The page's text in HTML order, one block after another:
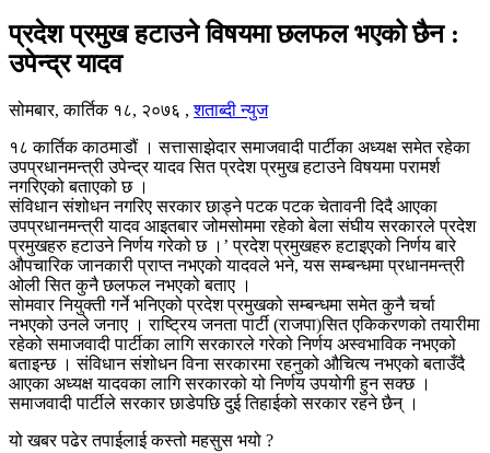
प्रदेश प्रमुख हटाउने विषयमा छलफल भएको छैन :
उपेन्द्र यादव
सोमबार, कार्तिक १८, २०७६ ,शताब्दी न्युज
१८ कार्तिक काठमाडौं । सत्तासाझेदार समाजवादी पार्टीका अध्यक्ष समेत रहेका
उपप्रधानमन्त्री उपेन्द्र यादव सित प्रदेश प्रमुख हटाउने विषयमा परामर्श
नगरिएको बताएको छ ।
संविधान संशोधन नगरिए सरकार छाड्ने पटक पटक चेतावनी दिदै आएका
उपप्रधानमन्त्री यादव आइतबार जोमसोममा रहेको बेला संघीय सरकारले प्रदेश
प्रमुखहरु हटाउने निर्णय गरेको छ ।’ प्रदेश प्रमुखहरु हटाइएको निर्णय बारे
औपचारिक जानकारी प्राप्त नभएको यादवले भने, यस सम्बन्धमा प्रधानमन्त्री
ओली सित कुनै छलफल नभएको बताए ।
सोमवार नियुक्ती गर्ने भनिएको प्रदेश प्रमुखको सम्बन्धमा समेत कुनै चर्चा
नभएको उनले जनाए । राष्ट्रिय जनता पार्टी (राजपा)सित एकिकरणको तयारीमा
रहेको समाजवादी पार्टीका लागि सरकारले गरेको निर्णय अस्वभाविक नभएको
बताइन्छ । संविधान संशोधन विना सरकारमा रहनुको औचित्य नभएको बताउँदै
आएका अध्यक्ष यादवका लागि सरकारको यो निर्णय उपयोगी हुन सक्छ ।
समाजवादी पार्टीले सरकार छाडेपछि दुई तिहाईको सरकार रहने छैन् ।
यो खबर पढेर तपाईलाई कस्तो महसुस भयो ?